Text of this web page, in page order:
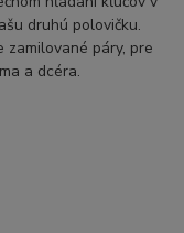
druhú polovičku.
zamilované páry, pre
a dcéra.